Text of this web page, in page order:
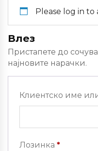
Please log in to
Влез
Пристапете до
најновите нарачки.
Клиентско име
Лозинка *